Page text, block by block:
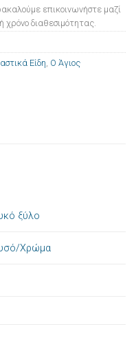
επικοινωνήστε μαζί
διαθεσιμότητας.
Είδη Ο Άγιος
ξύλο
Χρώμα